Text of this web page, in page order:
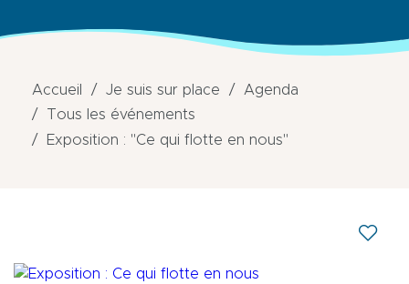
Accueil Je suis sur place
Agenda
Tous les événements
Exposition : "Ce qui flotte en nous"